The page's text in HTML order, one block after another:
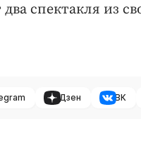
спектакля из
Дзен ВК